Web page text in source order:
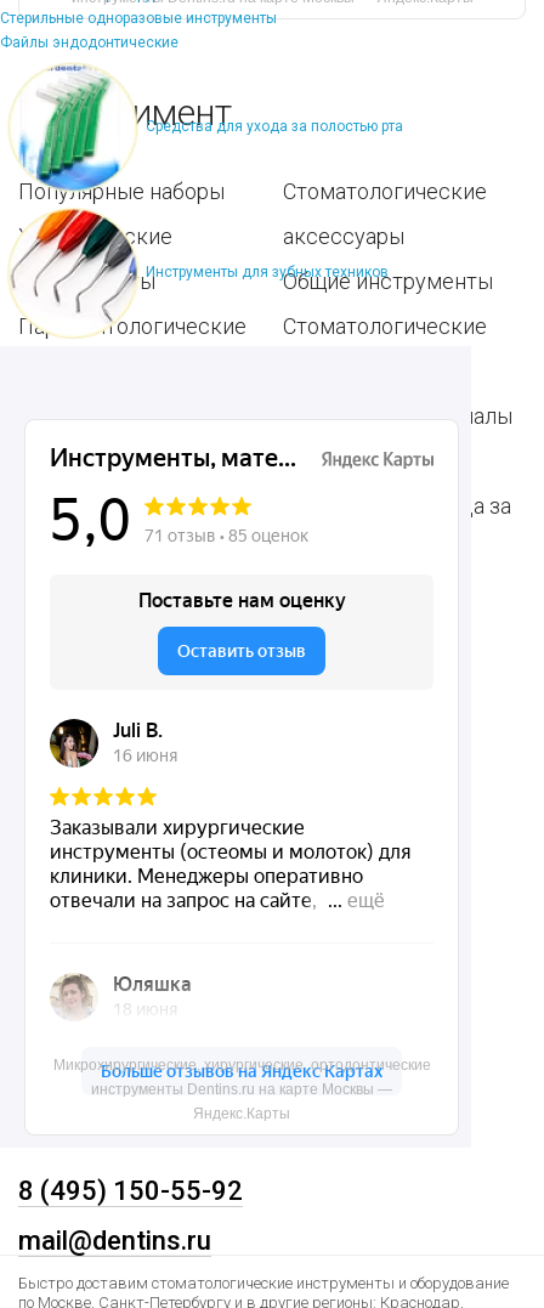
Стерильные одноразовые инструменты
Файлы эндодонтические
Средства для ухода за полостью рта
Инструменты для зубных техников
Микрохирургические, хирургические, ортодонтические
инструменты Dentins.ru на карте Москвы —
Яндекс.Карты
Ассортимент
Популярные наборы
Хирургические
инструменты
Пародонтологические
Ортодонтические
инструменты
Терапевтические
инструменты
Ортопедические
Стоматологические
аксессуары
Общие инструменты
Стоматологические
Расходные материалы
для стоматологии
Средства для ухода за
Зубным техникам
Dentins.ru
Акции
О нас
Доставка и контакты
Карта сайта
Контакты
8 (495) 150-55-92
mail@dentins.ru
Быстро доставим стоматологические инструменты и оборудование
по Москве, Санкт-Петербургу и в другие регионы: Краснодар,